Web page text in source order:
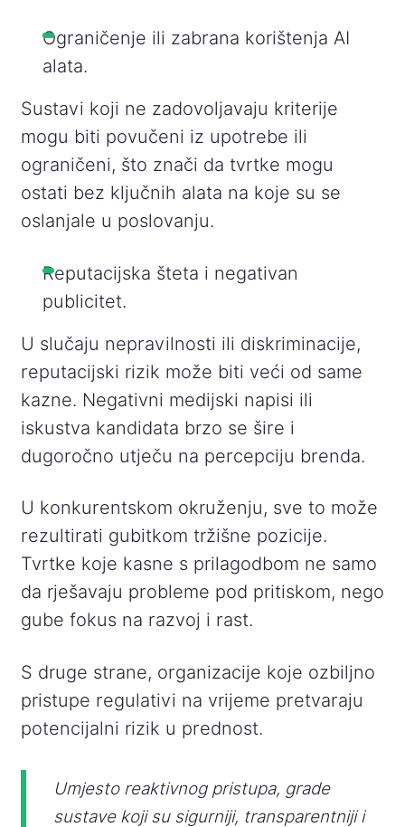
Ograničenje ili zabrana korištenja AI
alata.
Sustavi koji ne zadovoljavaju kriterije
mogu biti povučeni iz upotrebe ili
ograničeni, što znači da tvrtke mogu
ostati bez ključnih alata na koje su se
oslanjale u poslovanju.
Reputacijska šteta i negativan
publicitet.
U slučaju nepravilnosti ili diskriminacije,
reputacijski rizik može biti veći od same
kazne. Negativni medijski napisi ili
iskustva kandidata brzo se šire i
dugoročno utječu na percepciju brenda.
U konkurentskom okruženju, sve to može
rezultirati gubitkom tržišne pozicije.
Tvrtke koje kasne s prilagodbom ne samo
da rješavaju probleme pod pritiskom, nego
gube fokus na razvoj i rast.
S druge strane, organizacije koje ozbiljno
pristupe regulativi na vrijeme pretvaraju
potencijalni rizik u prednost.
Umjesto reaktivnog pristupa, grade
sustave koji su sigurniji, transparentniji i